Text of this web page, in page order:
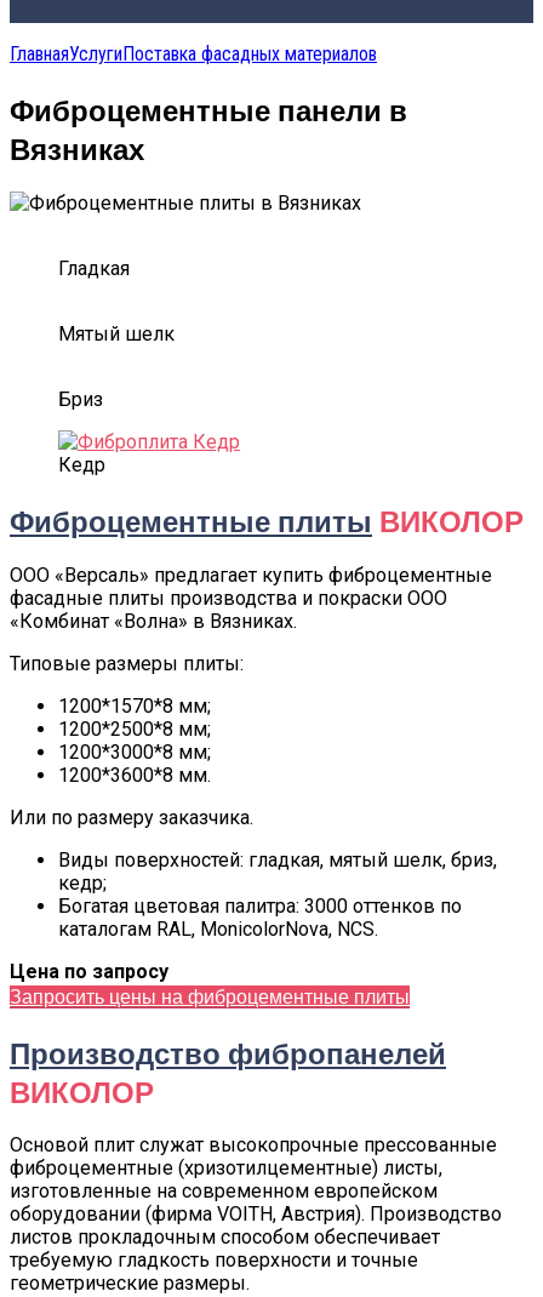
ГлавнаяУслугиПоставка фасадных материалов
Фиброцементные панели в
Вязниках
Гладкая
Мятый шелк
Бриз
Кедр
Фиброцементные плиты ВИКОЛОР
ООО «Версаль» предлагает купить фиброцементные
фасадные плиты производства и покраски ООО
«Комбинат «Волна» в Вязниках.
Типовые размеры плиты:
1200*1570*8 мм;
1200*2500*8 мм;
1200*3000*8 мм;
1200*3600*8 мм.
Или по размеру заказчика.
Виды поверхностей: гладкая, мятый шелк, бриз,
кедр;
Богатая цветовая палитра: 3000 оттенков по
каталогам RAL, MonicolorNova, NCS.
Цена по запросу
Запросить цены на фиброцементные плиты
Производство фибропанелей
ВИКОЛОР
Основой плит служат высокопрочные прессованные
фиброцементные (хризотилцементные) листы,
изготовленные на современном европейском
оборудовании (фирма VOITH, Австрия). Производство
листов прокладочным способом обеспечивает
требуемую гладкость поверхности и точные
геометрические размеры.